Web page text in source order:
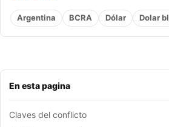
En esta pagina
Claves del conflicto
Argentina BCRA Dólar Dolar